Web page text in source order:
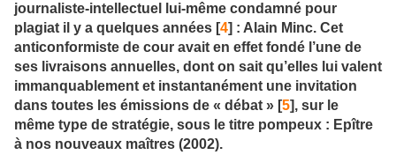
journaliste-intellectuel lui-même condamné pour
plagiat il y a quelques années [4] : Alain Minc. Cet
anticonformiste de cour avait en effet fondé l’une de
ses livraisons annuelles, dont on sait qu’elles lui valent
immanquablement et instantanément une invitation
dans toutes les émissions de « débat » [5], sur le
même type de stratégie, sous le titre pompeux : Epître
à nos nouveaux maîtres (2002).